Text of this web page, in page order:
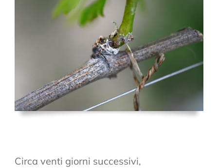
Circa venti giorni successivi,